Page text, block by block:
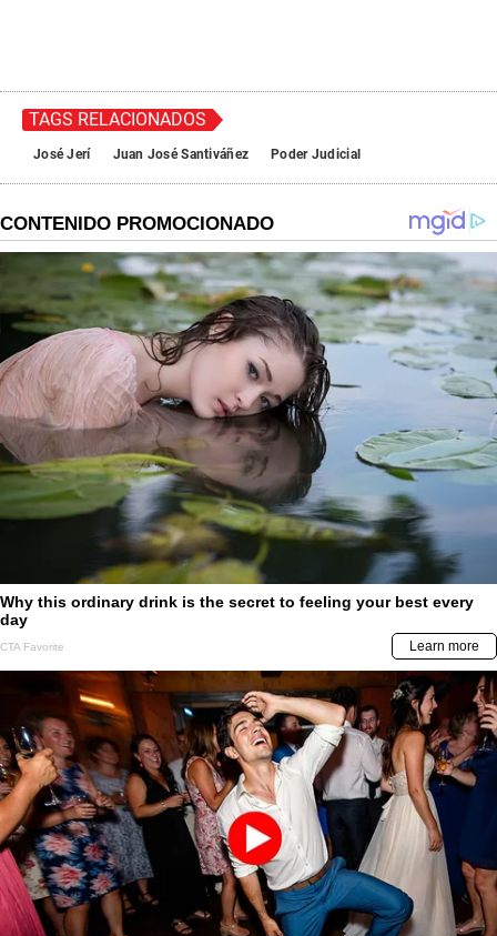
TAGS RELACIONADOS
José Jerí Juan José Santiváñez Poder Judicial